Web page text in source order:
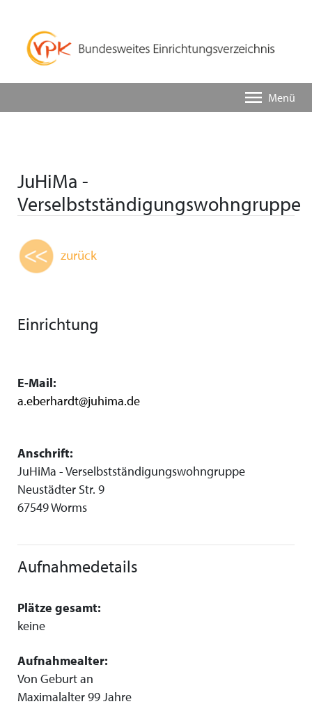
Menü
JuHiMa -
Verselbstständigungswohngruppe
zurück
Einrichtung
E-Mail:
a.eberhardt@juhima.de
Anschrift:
JuHiMa - Verselbstständigungswohngruppe
Neustädter Str. 9
67549 Worms
Aufnahmedetails
Plätze gesamt:
keine
Aufnahmealter:
Von Geburt an
Maximalalter 99 Jahre